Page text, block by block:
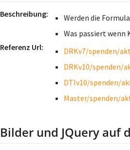
Beschreibung
Werden die
Was passiert
Referenz Url
DRKv7/spenden/
DRKv10/spenden/
DTIv10/spenden/
Master/spenden/
Bilder und JQuery auf